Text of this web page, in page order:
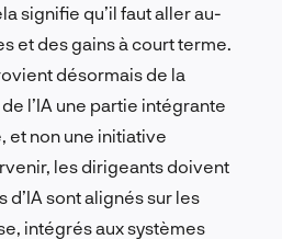
signifie qu’il faut aller au-
et des gains à court terme.
désormais de la
l’IA une partie intégrante
et non une initiative
les dirigeants doivent
d’IA sont alignés sur les
intégrés aux systèmes